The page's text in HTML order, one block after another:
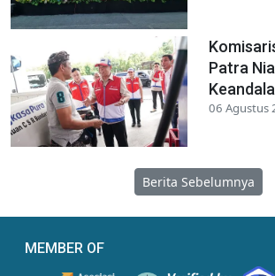
Patra
06 Agustus
Berita Sebelumnya
MEMBER OF